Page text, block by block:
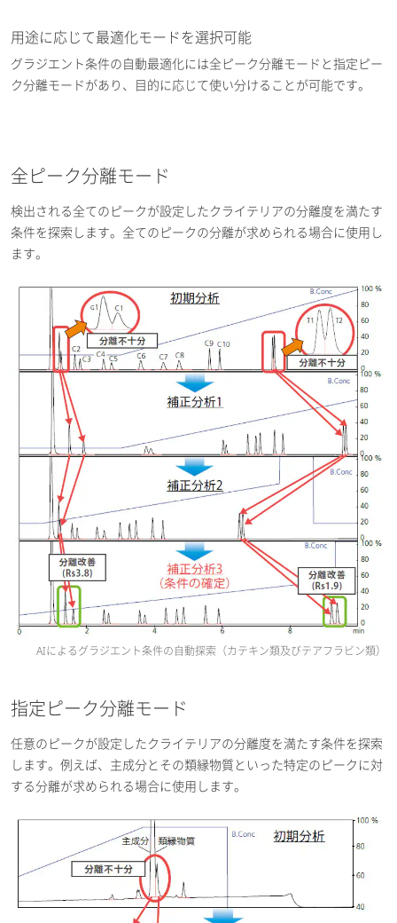
用途に応じて最適化モードを選択可能
グラジエント条件の自動最適化には全ピーク分離モードと指定ピー
ク分離モードがあり、目的に応じて使い分けることが可能です。
全ピーク分離モード
検出される全てのピークが設定したクライテリアの分離度を満たす
条件を探索します。全てのピークの分離が求められる場合に使用し
ます。
AIによるグラジエント条件の自動探索（カテキン類及びテアフラビン類）
指定ピーク分離モード
任意のピークが設定したクライテリアの分離度を満たす条件を探索
します。例えば、主成分とその類縁物質といった特定のピークに対
する分離が求められる場合に使用します。